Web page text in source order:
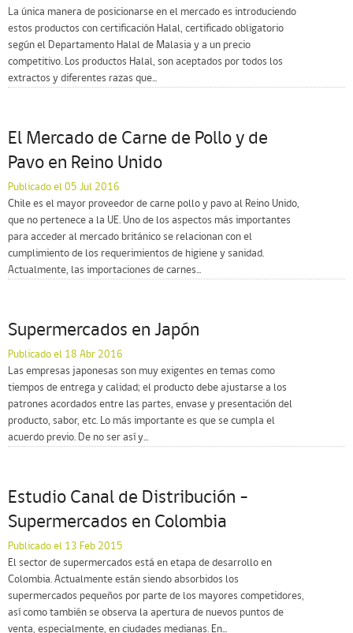
La única manera de posicionarse en el mercado es introduciendo
estos productos con certificación Halal, certificado obligatorio
según el Departamento Halal de Malasia y a un precio
competitivo. Los productos Halal, son aceptados por todos los
extractos y diferentes razas que...
El Mercado de Carne de Pollo y de
Pavo en Reino Unido
Publicado el 05 Jul 2016
Chile es el mayor proveedor de carne pollo y pavo al Reino Unido,
que no pertenece a la UE. Uno de los aspectos más importantes
para acceder al mercado británico se relacionan con el
cumplimiento de los requerimientos de higiene y sanidad.
Actualmente, las importaciones de carnes...
Supermercados en Japón
Publicado el 18 Abr 2016
Las empresas japonesas son muy exigentes en temas como
tiempos de entrega y calidad; el producto debe ajustarse a los
patrones acordados entre las partes, envase y presentación del
producto, sabor, etc. Lo más importante es que se cumpla el
acuerdo previo. De no ser así y...
Estudio Canal de Distribución –
Supermercados en Colombia
Publicado el 13 Feb 2015
El sector de supermercados está en etapa de desarrollo en
Colombia. Actualmente están siendo absorbidos los
supermercados pequeños por parte de los mayores competidores,
así como también se observa la apertura de nuevos puntos de
venta, especialmente, en ciudades medianas. En...